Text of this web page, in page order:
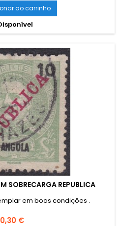
ao carrinho
SOBRECARGA REPUBLICA
em boas condições .
Preço
0,30 €